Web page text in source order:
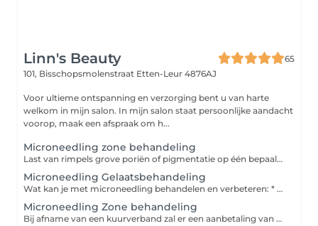
Linn's Beauty
65
101, Bisschopsmolenstraat Etten-Leur 4876AJ
Voor ultieme ontspanning en verzorging bent u van harte
welkom in mijn salon. In mijn salon staat persoonlijke aandacht
voorop, maak een afspraak om h...
Microneedling zone behandeling
Last van rimpels grove poriën of pigmentatie op één bepaalde zone van het gezicht? Pak ze aan door middel van een microneedling zone behandeling.
Microneedling Gelaatsbehandeling
Wat kan je met microneedling behandelen en verbeteren: * grove poriën * fijne lijntjes en rimpels * littekens (zowel in het gelaat als op het lichaam) * hyperpigmentatie * verslapte huid * zwangerschapsstriemen * sinaasappelhuid Is de microneedling behandeling pijnlijk? Nee, het is niet pijnlijk, maar kan wel gevoelig zijn. Hoe de behandeling wordt ervaren, is verschillend per klant en de locatie van het te behandelen gebied. Direct na de behandeling kan de huid wat roze aanzien, daarnaast kan de huid wat droog, prikkelend en warm aanvoelen. Je kunt het gevoel vergelijken met een zonverbranding. Het huidgevoel trekt meestal binnen 24 tot 48 uur weg, de roze verkleuring trekt over het algemeen vrij snel weg. Lippen en ogen ook behandelen met nanoneedling ( zonder naaldjes) dit kan tegen een meerprijs van €19,95
Microneedling Zone behandeling
Bij afname van een kuurverband zal er een aanbetaling van 25% vooraf aan de behandeling worden gevraagd. U heeft keuze uit 10% korting op één 3- 4 -5 of 6 afspraken kuurverband bij een volledige betaling. Of een Gratis verzorgend Oil elixer serum voor thuis gebruik. Er is ook de mogelijkheid voor betaling in 2 termijnen.